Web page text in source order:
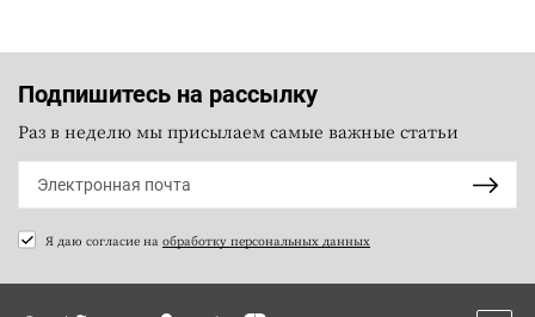
Подпишитесь на рассылку
Раз в неделю мы присылаем самые важные статьи
Я даю согласие на обработку персональных данных